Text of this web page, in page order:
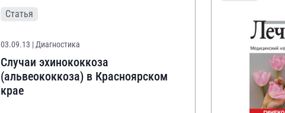
Статья
03.09.13 | Диагностика
Случаи эхинококкоза
(альвеококкоза) в Красноярском
крае